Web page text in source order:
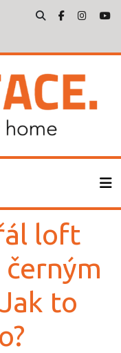
loft
to